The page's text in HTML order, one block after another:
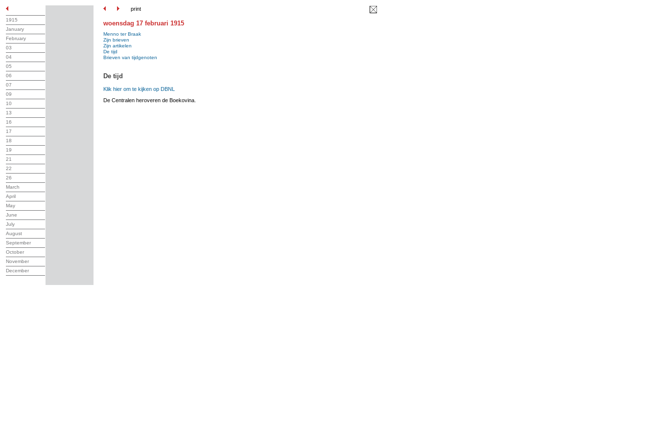
print
1915
January
February
03
04
05
06
07
09
10
13
16
17
18
19
21
22
26
March
April
May
June
July
August
September
October
November
December
woensdag 17 februari 1915
Menno ter Braak
Zijn brieven
Zijn artikelen
De tijd
Brieven van tijdgenoten
De tijd
Klik hier om te kijken op DBNL
De Centralen heroveren de Boekovina.